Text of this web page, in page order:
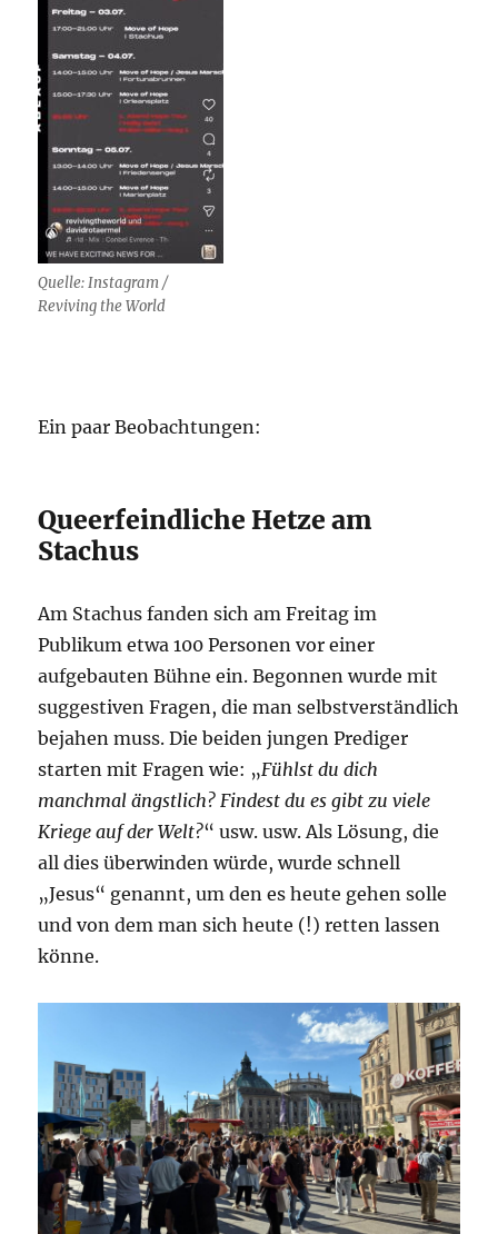
Quelle: Instagram /
Reviving the World
Ein paar Beobachtungen:
Queerfeindliche Hetze am
Stachus
Am Stachus fanden sich am Freitag im
Publikum etwa 100 Personen vor einer
aufgebauten Bühne ein. Begonnen wurde mit
suggestiven Fragen, die man selbstverständlich
bejahen muss. Die beiden jungen Prediger
starten mit Fragen wie: „Fühlst du dich
manchmal ängstlich? Findest du es gibt zu viele
Kriege auf der Welt?“ usw. usw. Als Lösung, die
all dies überwinden würde, wurde schnell
„Jesus“ genannt, um den es heute gehen solle
und von dem man sich heute (!) retten lassen
könne.